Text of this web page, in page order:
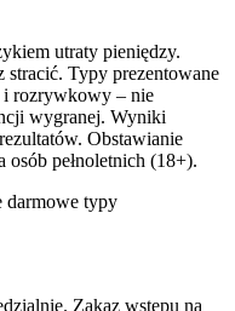
utraty pieniędzy.
Typy prezentowane
i rozrywkowy – nie
wygranej. Wyniki
Obstawianie
osób pełnoletnich (18+).
darmowe typy
Zakaz wstępu na